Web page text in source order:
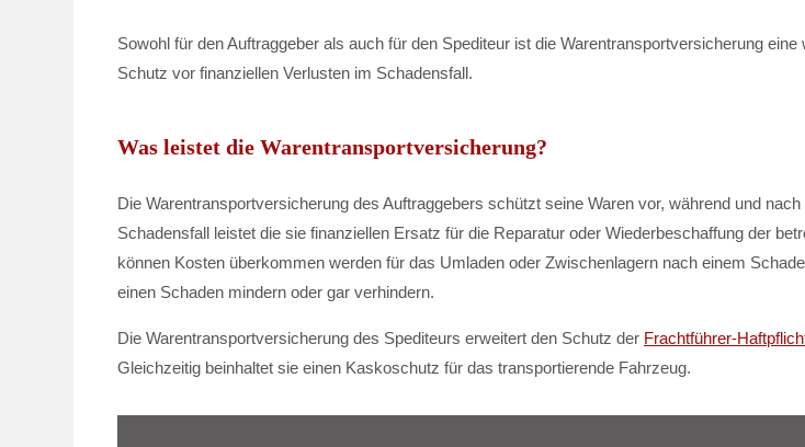
Sowohl für den Auftraggeber als auch für den Spediteur ist die Warentransportversicherung
Schutz vor finanziellen Verlusten im Schadensfall.
Was leistet die Warentransportversicherung?
Die Warentransportversicherung des Auftraggebers schützt seine Waren vor, während und
Schadensfall leistet die sie finanziellen Ersatz für die Reparatur oder Wiederbeschaffung der
können Kosten überkommen werden für das Umladen oder Zwischenlagern nach einem
einen Schaden mindern oder gar verhindern.
Die Warentransportversicherung des Spediteurs erweitert den Schutz der Frachtführer-
Gleichzeitig beinhaltet sie einen Kaskoschutz für das transportierende Fahrzeug.